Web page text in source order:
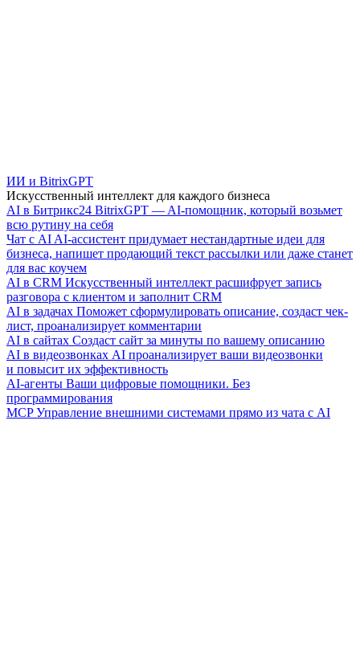
ИИ и BitrixGPT
Искусственный интеллект для каждого бизнеса
AI в Битрикс24 BitrixGPT — AI-помощник, который возьмет
всю рутину на себя
Чат с AI AI-ассистент придумает нестандартные идеи для
бизнеса, напишет продающий текст рассылки или даже станет
для вас коучем
AI в CRM Искусственный интеллект расшифрует запись
разговора с клиентом и заполнит CRM
AI в задачах Поможет сформулировать описание, создаст чек-
лист, проанализирует комментарии
AI в сайтах Создаст сайт за минуты по вашему описанию
AI в видеозвонках AI проанализирует ваши видеозвонки
и повысит их эффективность
AI-агенты Ваши цифровые помощники. Без
программирования
MCP Управление внешними системами прямо из чата с AI